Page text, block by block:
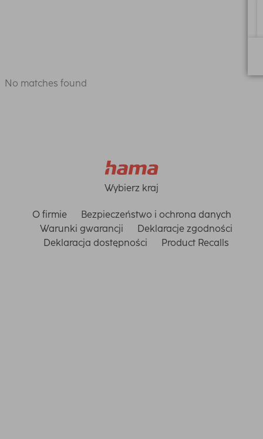
No matches found
Wybierz kraj
O firmie
Bezpieczeństwo i ochrona danych
Warunki gwarancji
Deklaracje zgodności
Deklaracja dostępności
Product Recalls